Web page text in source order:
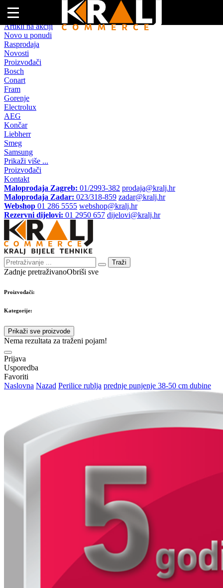
Naslovna
Artikli na akciji
Novo u ponudi
Rasprodaja
Novosti
Proizvođači
Bosch
Conart
Fram
Gorenje
Electrolux
AEG
Končar
Liebherr
Smeg
Samsung
Prikaži više ...
Proizvođači
Kontakt
Maloprodaja Zagreb: 01/2993-382 prodaja@kralj.hr
Maloprodaja Zadar: 023/318-859 zadar@kralj.hr
Webshop 01 286 5555 webshop@kralj.hr
Rezervni dijelovi: 01 2950 657 dijelovi@kralj.hr
Traži
Zadnje pretraživanoObriši sve
Proizvođači:
Kategorije:
Prikaži sve proizvode
Nema rezultata za traženi pojam!
Prijava
Usporedba
Favoriti
Naslovna Nazad Perilice rublja prednje punjenje 38-50 cm dubine